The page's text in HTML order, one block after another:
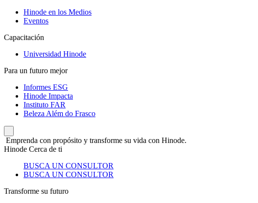
Hinode en los Medios
Eventos
Capacitación
Universidad Hinode
Para un futuro mejor
Informes ESG
Hinode Impacta
Instituto FAR
Beleza Além do Frasco
Emprenda con propósito y transforme su vida con Hinode.
Hinode Cerca de ti
BUSCA UN CONSULTOR
BUSCA UN CONSULTOR
Transforme su futuro